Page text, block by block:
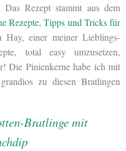
Rezept stammt aus dem
Rezepte, Tipps und Tricks für
einer meiner Lieblings-
total easy umzusetzen,
Die Pinienkerne habe ich mit
zu diesen Bratlingen